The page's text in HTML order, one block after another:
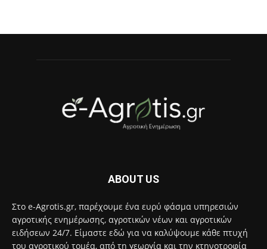
ABOUT US
Στο e-Agrotis.gr, παρέχουμε ένα ευρύ φάσμα υπηρεσιών
αγροτικής ενημέρωσης, αγροτικών νέων και αγροτικών
ειδήσεων 24/7. Είμαστε εδώ για να καλύψουμε κάθε πτυχή
του αγροτικού τομέα, από τη γεωργία και την κτηνοτροφία